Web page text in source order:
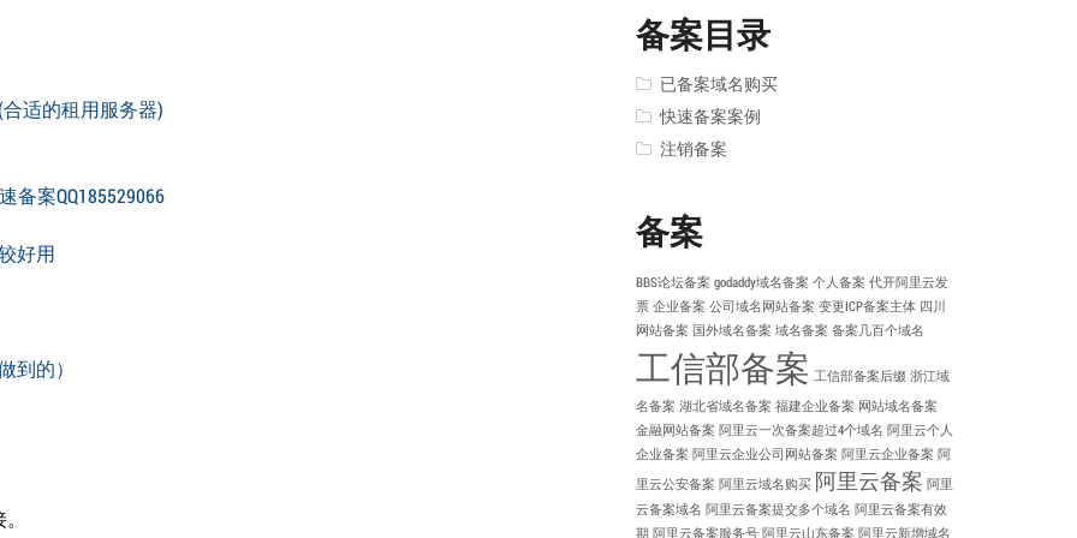
适的租用服务器)
备案QQ185529066
好用
到的）
备案目录
已备案域名购买
快速备案案例
注销备案
备案
BBS论坛备案 godaddy域名备案 个人备案 代开阿里云发
票 企业备案 公司域名网站备案 变更ICP备案主体 四川
网站备案 国外域名备案 域名备案 备案几百个域名
工信部备案 工信部备案后缀 浙江域
名备案 湖北省域名备案 福建企业备案 网站域名备案
金融网站备案 阿里云一次备案超过4个域名 阿里云个人
企业备案 阿里云企业公司网站备案 阿里云企业备案 阿
里云公安备案 阿里云域名购买 阿里云备案 阿里
云备案域名 阿里云备案提交多个域名 阿里云备案有效
期 阿里云备案服务号 阿里云山东备案 阿里云新增域名